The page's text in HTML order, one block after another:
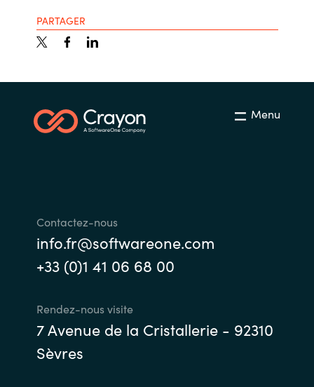
PARTAGER
Menu
Contactez-nous
info.fr@softwareone.com
+33 (0)1 41 06 68 00
Rendez-nous visite
7 Avenue de la Cristallerie - 92310
Sèvres